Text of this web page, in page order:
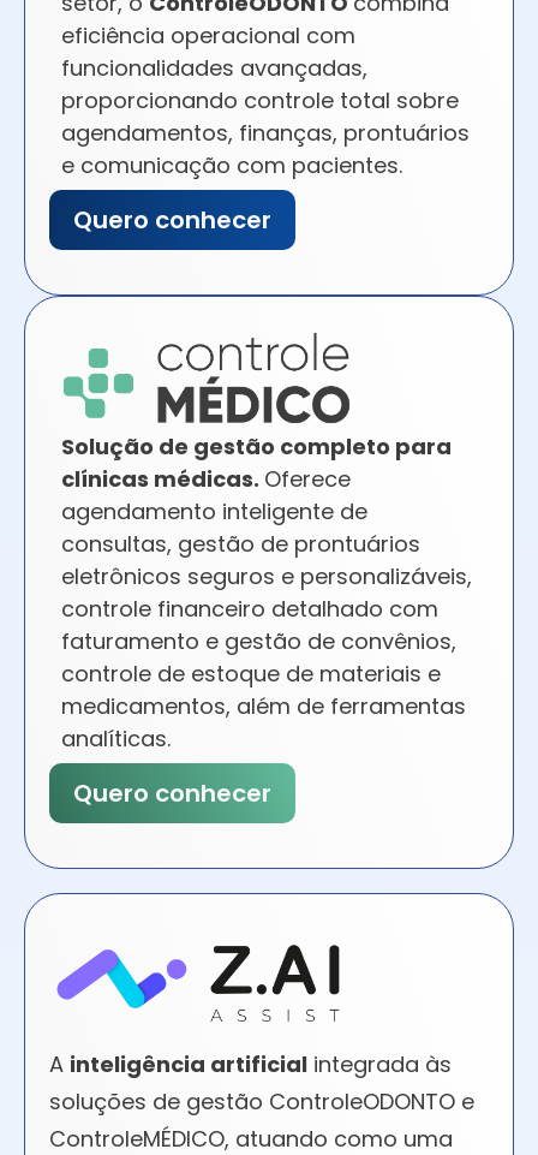
eficiência operacional com
funcionalidades avançadas,
proporcionando controle total sobre
agendamentos, finanças, prontuários
e comunicação com pacientes.
Quero conhecer
Solução de gestão completo para
clínicas médicas. Oferece
agendamento inteligente de
consultas, gestão de prontuários
eletrônicos seguros e personalizáveis,
controle financeiro detalhado com
faturamento e gestão de convênios,
controle de estoque de materiais e
medicamentos, além de ferramentas
analíticas.
Quero conhecer
A inteligência artificial integrada às
soluções de gestão ControleODONTO e
ControleMÉDICO, atuando como uma